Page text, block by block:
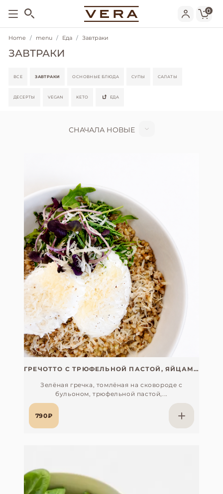
0
Home menu Еда Завтраки
ЗАВТРАКИ
ВСЕ ЗАВТРАКИ ОСНОВНЫЕ БЛЮДА СУПЫ САЛАТЫ
ДЕСЕРТЫ VEGAN KETO ЕДА
СНАЧАЛА НОВЫЕ
ГРЕЧОТТО С ТРЮФЕЛЬНОЙ ПАСТОЙ, ЯЙЦАМИ ПАШОТ И ПАРМЕЗАНОМ
Зелёная гречка, томлёная на сковороде с
бульоном, трюфельной пастой,...
790₽